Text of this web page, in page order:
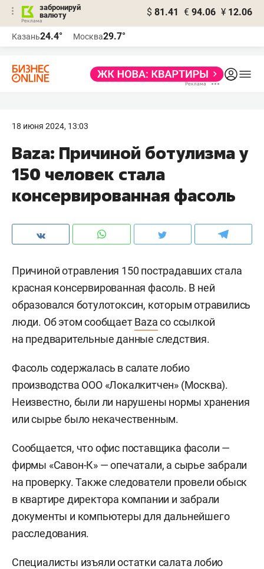
забронируй
валюту
$ 81.41 € 94.06 ¥ 12.06
Казань24.4° Москва29.7°
18 июня 2024, 13:03
Baza: Причиной ботулизма у
150 человек стала
консервированная фасоль
Причиной отравления 150 пострадавших стала
красная консервированная фасоль. В ней
образовался ботулотоксин, которым отравились
люди. Об этом сообщаетBazaсо ссылкой
на предварительные данные следствия.
Фасоль содержалась в салате лобио
производства ООО «Локалкитчен» (Москва).
Неизвестно, были ли нарушены нормы хранения
или сырье было некачественным.
Сообщается, что офис поставщика фасоли —
фирмы «Савон-К» — опечатали, а сырье забрали
на проверку. Также следователи провели обыск
в квартире директора компании и забрали
документы и компьютеры для дальнейшего
расследования.
Специалисты изъяли остатки салата лобио